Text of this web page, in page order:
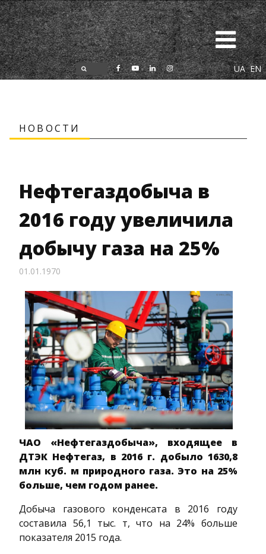
UA EN
НОВОСТИ
Нефтегаздобыча в
2016 году увеличила
добычу газа на 25%
01.01.1970
ЧАО «Нефтегаздобыча», входящее в
ДТЭК Нефтегаз, в 2016 г. добыло 1630,8
млн куб. м природного газа. Это на 25%
больше, чем годом ранее.
Добыча газового конденсата в 2016 году
составила 56,1 тыс. т, что на 24% больше
показателя 2015 года.